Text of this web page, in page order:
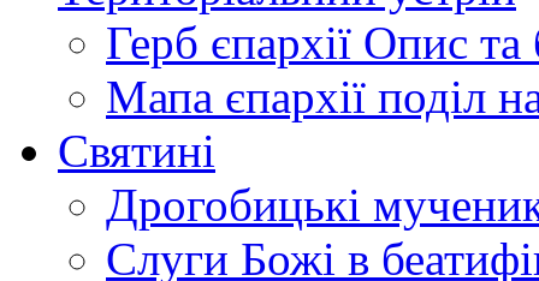
Герб єпархії Опис та
Мапа єпархії поділ
Святині
Дрогобицькі
Слуги Божі в